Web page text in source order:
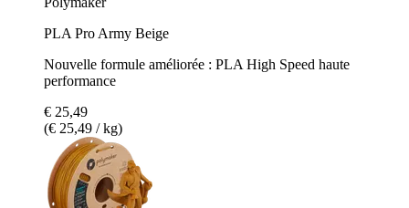
PLA Pro Army Beige
Nouvelle formule améliorée : PLA High Speed haute
performance
€ 25,49
(€ 25,49 / kg)